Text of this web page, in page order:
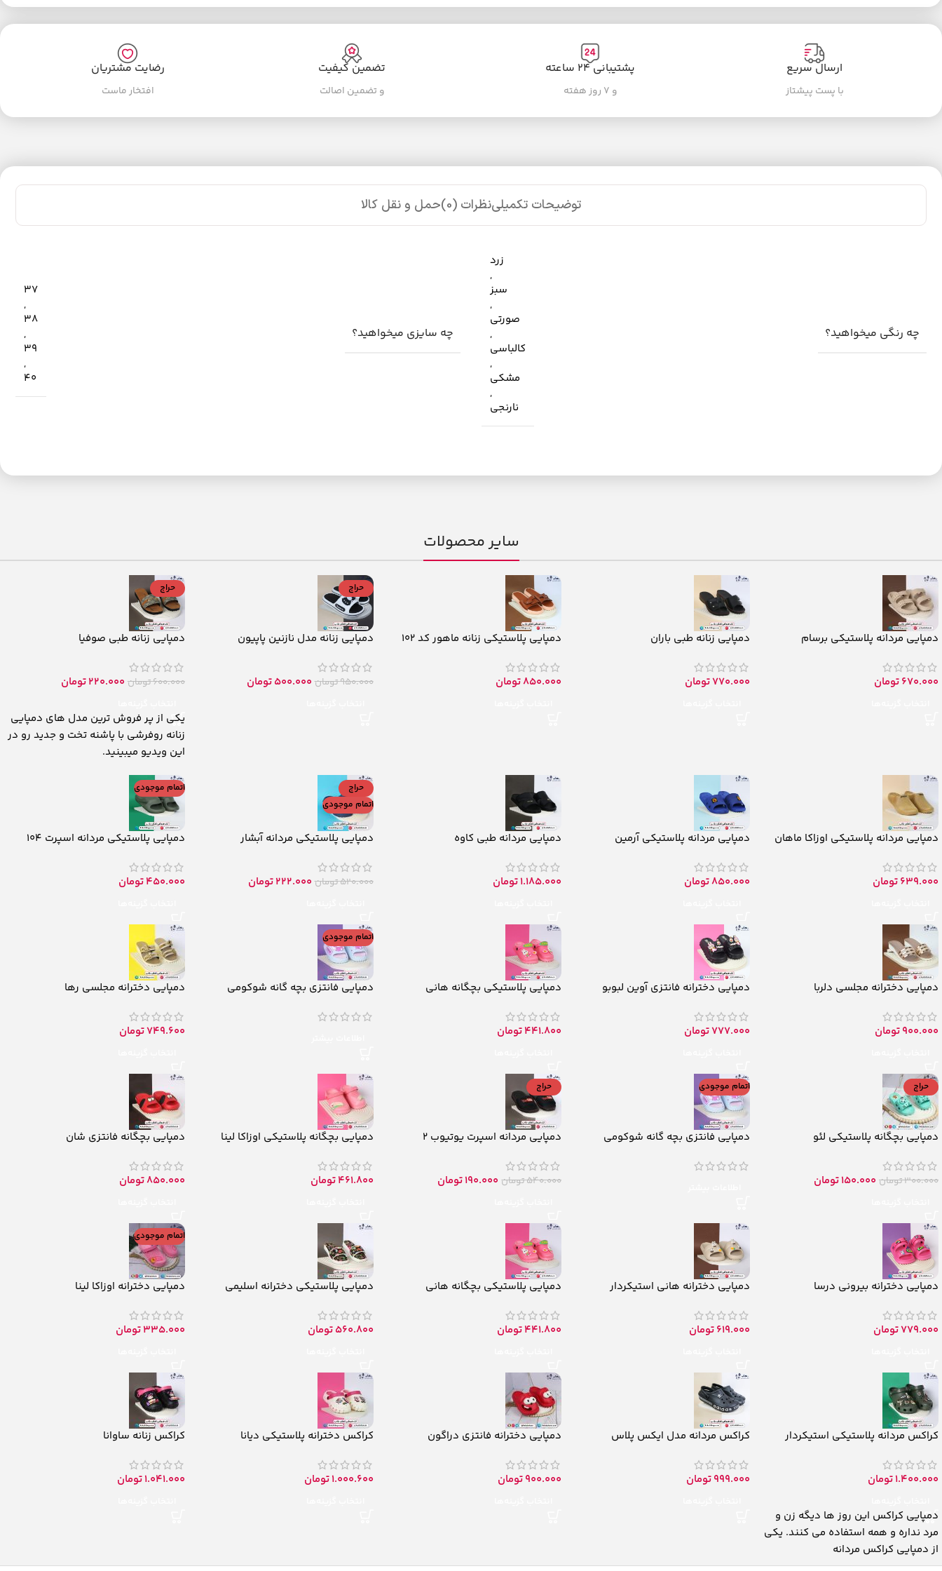
ارسال سریع
با پست پیشتاز
پشتیبانی ۲۴ ساعته
و ۷ روز هفته
تضمین کیفیت
و تضمین اصالت
رضایت مشتریان
افتخار ماست
توضیحات تکمیلینظرات (0) حمل و نقل کالا
چه رنگی میخواهید؟
زرد
,
سبز
,
صورتی
,
کالباسی
,
مشکی
,
نارنجی
چه سایزی میخواهید؟
37
,
38
,
39
,
40
سایر محصولات
دمپایی مردانه پلاستیکی برسام
670.000تومان
دمپایی زنانه طبی باران
770.000تومان
دمپایی پلاستیکی زنانه ماهور کد 102
850.000تومان
حراج
دمپایی زنانه مدل نازنین پاپیون
950.000تومان 500.000تومان
حراج
دمپایی زنانه طبی صوفیا
600.000تومان 220.000تومان
یکی از پر فروش ترین مدل های دمپایی
زنانه روفرشی با پاشنه تخت و جدید رو در
این ویدیو میبینید.
دمپایی مردانه پلاستیکی اوزاکا ماهان
639.000تومان
دمپایی مردانه پلاستیکی آرمین
850.000تومان
دمپایی مردانه طبی کاوه
1.185.000تومان
حراج
اتمام موجودی
دمپایی پلاستیکی مردانه آبشار
520.000تومان 222.000تومان
اتمام موجودی
دمپایی پلاستیکی مردانه اسپرت 104
450.000تومان
دمپایی دخترانه مجلسی دلربا
900.000تومان
دمپایی دخترانه فانتزی آوین لبوبو
777.000تومان
دمپایی پلاستیکی بچگانه هانی
441.800تومان
اتمام موجودی
دمپایی فانتزی بچه گانه شوکومی دمپایی دخترانه مجلسی رها
749.600تومان
حراج
دمپایی بچگانه پلاستیکی لئو
300.000تومان 150.000تومان
اتمام موجودی
دمپایی فانتزی بچه گانه شوکومی
حراج
دمپایی مردانه اسپرت یوتیوب 2
540.000تومان 190.000تومان
دمپایی بچگانه پلاستیکی اوزاکا لینا
461.800تومان
دمپایی بچگانه فانتزی شان
850.000تومان
دمپایی دخترانه بیرونی درسا
779.000تومان
دمپایی دخترانه هانی استیکردار
619.000تومان
دمپایی پلاستیکی بچگانه هانی
441.800تومان
دمپایی پلاستیکی دخترانه اسلیمی
560.800تومان
اتمام موجودی
دمپایی دخترانه اوزاکا لینا
335.000تومان
کراکس مردانه پلاستیکی استیکردار
1.400.000تومان
دمپایی کراکس این روز ها دیگه زن و
مرد نداره و همه استفاده می کنند. یکی
از دمپایی کراکس مردانه
کراکس مردانه مدل ایکس پلاس
999.000تومان
دمپایی دخترانه فانتزی دراگون
900.000تومان
کراکس دخترانه پلاستیکی دیانا
1.000.600تومان
کراکس زنانه ساوانا
1.041.000تومان